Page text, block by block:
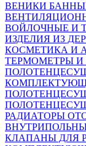
ВЕНИКИ
ВОЙЛОЧНЫЕ И
ИЗДЕЛИЯ ИЗ
КОСМЕТИКА И
ТЕРМОМЕТРЫ И
РАДИАТОРЫ
КЛАПАНЫ ДЛЯ